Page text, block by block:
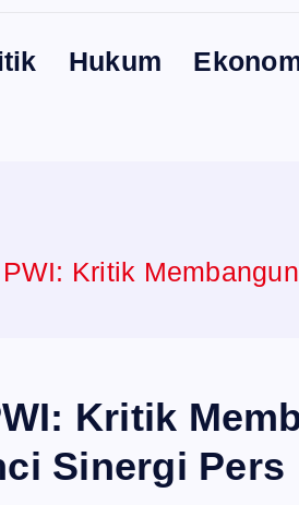
Hukum
Kritik
Kritik
Sinergi Pers